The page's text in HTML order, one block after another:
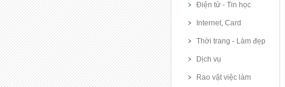
Điện tử - Tin học
Internet, Card
Thời trang - Làm đẹp
Dịch vụ
Rao vặt việc làm